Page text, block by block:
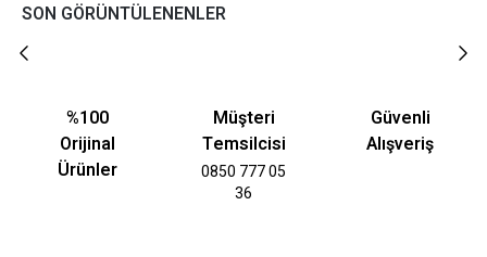
SON GÖRÜNTÜLENENLER
%100
Orijinal
Ürünler
Müşteri
Temsilcisi
0850 777 05
36
Güvenli
Alışveriş